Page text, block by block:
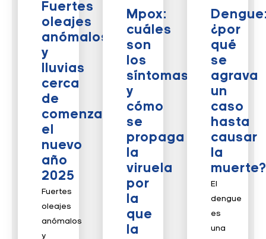
Fuertes
oleajes
anómalos
y
lluvias
cerca
de
comenzar
el
nuevo
año
2025
Fuertes
oleajes
anómalos
y
Mpox:
cuáles
son
los
síntomas
y
cómo
se
propaga
la
viruela
por
la
que
la
¿por
qué
se
agrava
un
caso
hasta
causar
la
El
dengue
es
una